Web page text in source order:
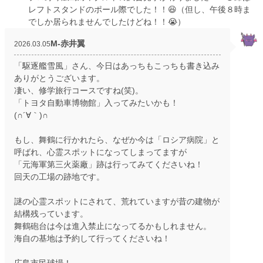
レフトスタンドのポール際でした！！😆（但し、午後８時ま
でしか居られませんでしたけどね！！😭）
2026.03.05M‐赤井翼
「駆逐艦雪風」さん、今日はあっちもこっちも書き込み
ありがとうございます。
凄い、修学旅行コースですね(笑)。
「トヨタ自動車博物館」入ってみたいかも！
(∩´∀｀)∩
もし、舞鶴に行かれたら、なぜか今は「ロシア病院」と
呼ばれ、心霊スポットになってしまってますが
「元海軍第三火薬廠」跡は行ってみてくださいね！
回天の工場の跡地です。
謎の心霊スポットにされて、荒れていますが昔の建物が
結構残っています。
舞鶴砲台は今は進入禁止になってるかもしれません。
海自の基地は予約して行ってくださいね！